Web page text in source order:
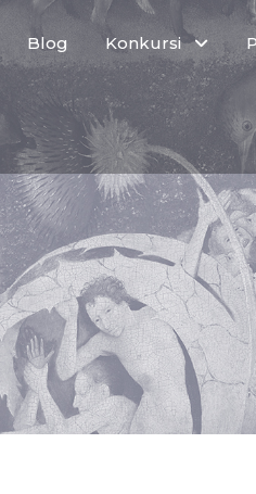
Blog Konkursi